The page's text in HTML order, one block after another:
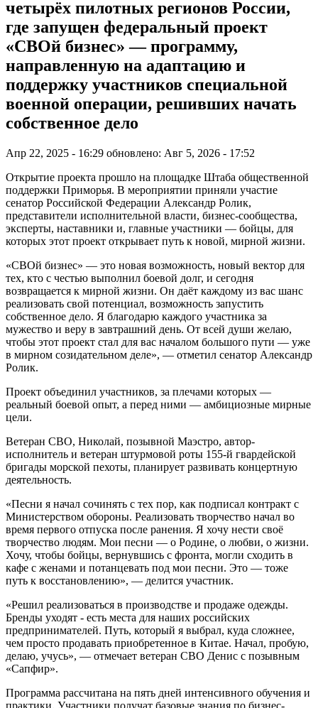
четырёх пилотных регионов России,
где запущен федеральный проект
«СВОй бизнес» — программу,
направленную на адаптацию и
поддержку участников специальной
военной операции, решивших начать
собственное дело
Апр 22, 2025 - 16:29 обновлено: Авг 5, 2026 - 17:52
Открытие проекта прошло на площадке Штаба общественной
поддержки Приморья. В мероприятии приняли участие
сенатор Российской Федерации Александр Ролик,
представители исполнительной власти, бизнес-сообщества,
эксперты, наставники и, главные участники — бойцы, для
которых этот проект открывает путь к новой, мирной жизни.
«СВОй бизнес» — это новая возможность, новый вектор для
тех, кто с честью выполнил боевой долг, и сегодня
возвращается к мирной жизни. Он даёт каждому из вас шанс
реализовать свой потенциал, возможность запустить
собственное дело. Я благодарю каждого участника за
мужество и веру в завтрашний день. От всей души желаю,
чтобы этот проект стал для вас началом большого пути — уже
в мирном созидательном деле», — отметил сенатор Александр
Ролик.
Проект объединил участников, за плечами которых —
реальный боевой опыт, а перед ними — амбициозные мирные
цели.
Ветеран СВО, Николай, позывной Маэстро, автор-
исполнитель и ветеран штурмовой роты 155-й гвардейской
бригады морской пехоты, планирует развивать концертную
деятельность.
«Песни я начал сочинять с тех пор, как подписал контракт с
Министерством обороны. Реализовать творчество начал во
время первого отпуска после ранения. Я хочу нести своё
творчество людям. Мои песни — о Родине, о любви, о жизни.
Хочу, чтобы бойцы, вернувшись с фронта, могли сходить в
кафе с женами и потанцевать под мои песни. Это — тоже
путь к восстановлению», — делится участник.
«Решил реализоваться в производстве и продаже одежды.
Бренды уходят - есть места для наших российских
предпринимателей. Путь, который я выбрал, куда сложнее,
чем просто продавать приобретенное в Китае. Начал, пробую,
делаю, учусь», — отмечает ветеран СВО Денис с позывным
«Сапфир».
Программа рассчитана на пять дней интенсивного обучения и
практики. Участники получат базовые знания по бизнес-